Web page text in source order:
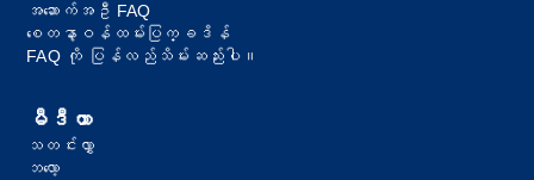
အဆောက်အဦ FAQ
စေတနာ့ဝန်ထမ်းပြက္ခဒိန်
FAQ ကို ပြန်လည်သိမ်းဆည်းပါ။
မီဒီယာ
သတင်းလွှာ
ဘလော့